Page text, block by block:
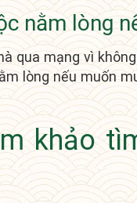
nằm lòng
qua mạng vì
lòng nếu muốn
khảo